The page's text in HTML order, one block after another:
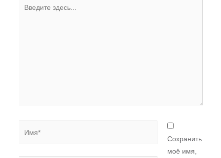
здесь...
Сохранить
моё имя,